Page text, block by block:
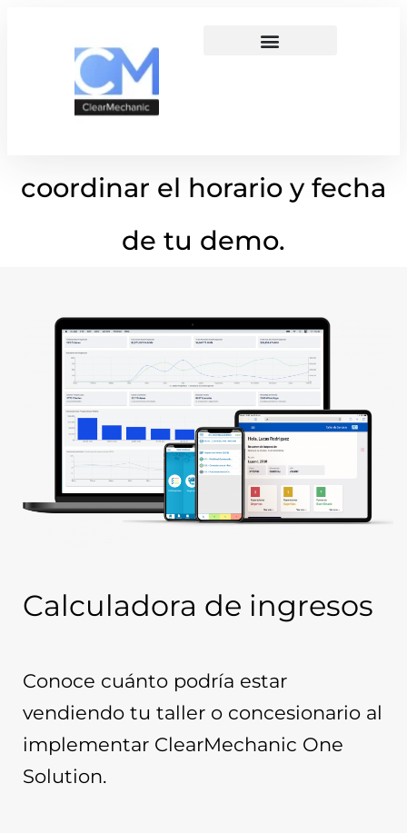
contacto con nosotros.
A la brevedad posible nos
coordinar el horario y fecha
de tu demo.
Calculadora de ingresos
Conoce cuánto podría estar
vendiendo tu taller o concesionario al
implementar ClearMechanic One
Solution.